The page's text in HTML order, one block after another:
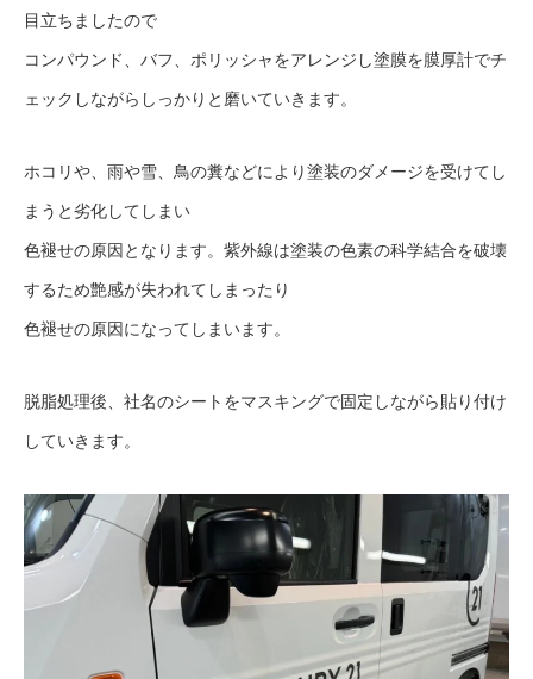
目立ちましたので
コンパウンド、バフ、ポリッシャをアレンジし塗膜を膜厚計でチ
ェックしながらしっかりと磨いていきます。
ホコリや、雨や雪、鳥の糞などにより塗装のダメージを受けてし
まうと劣化してしまい
色褪せの原因となります。紫外線は塗装の色素の科学結合を破壊
するため艶感が失われてしまったり
色褪せの原因になってしまいます。
脱脂処理後、社名のシートをマスキングで固定しながら貼り付け
していきます。